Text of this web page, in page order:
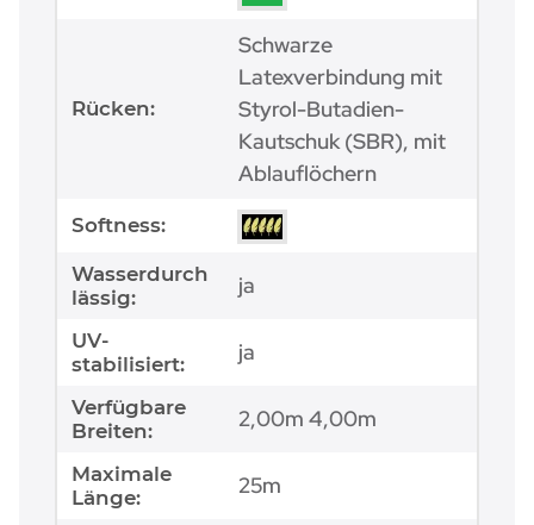
Rücken:
Schwarze
Latexverbindung mit
Styrol-Butadien-
Kautschuk (SBR), mit
Ablauflöchern
Softness:
Wasserdurch
lässig:
ja
UV-
stabilisiert:
ja
Verfügbare
Breiten:
2,00m 4,00m
Maximale
Länge:
25m